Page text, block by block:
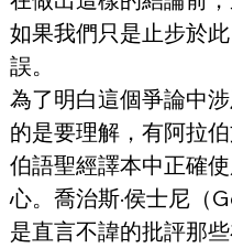
如果我們只是止步於
誤。
為了明白這個爭論中
的是要理解，有阿拉
伯語聖經譯本中正確
心。喬治斯·侯士尼（
是直言不諱的批評那